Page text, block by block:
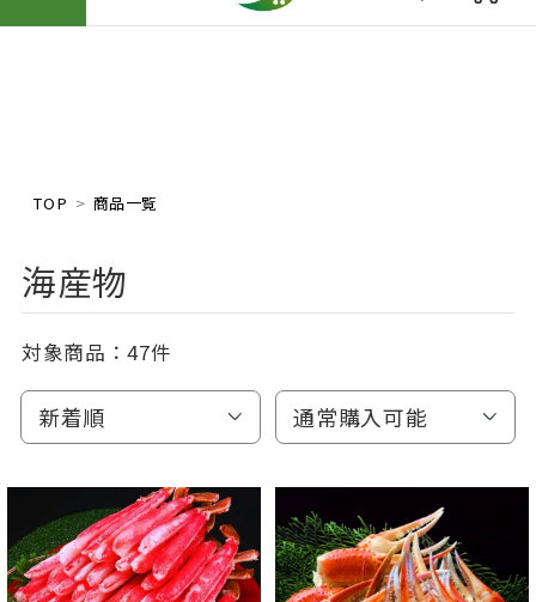
TOP 商品一覧
海産物
対象商品：47件
新着順 通常購入可能